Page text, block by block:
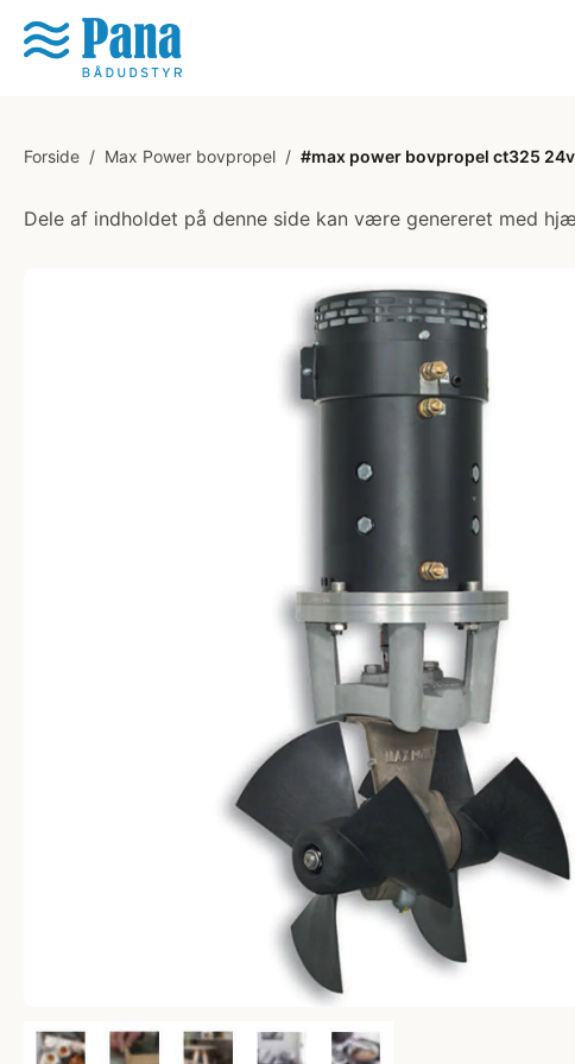
Forside / Max Power bovpropel / #max power bovpropel ct325
Dele af indholdet på denne side kan være genereret med